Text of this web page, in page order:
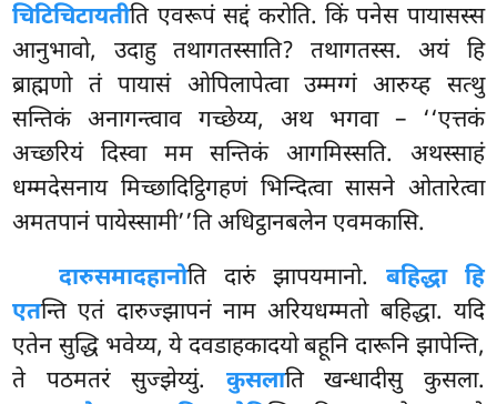
चिटिचिटायतीति एवरूपं सद्दं करोति. किं पनेस पायासस्स
आनुभावो, उदाहु तथागतस्साति? तथागतस्स. अयं हि
ब्राह्मणो तं पायासं ओपिलापेत्वा उम्मग्गं आरुय्ह सत्थु
सन्तिकं अनागन्त्वाव गच्छेय्य, अथ भगवा – ‘‘एत्तकं
अच्छरियं दिस्वा मम सन्तिकं आगमिस्सति. अथस्साहं
धम्मदेसनाय मिच्छादिट्ठिगहणं भिन्दित्वा सासने ओतारेत्वा
अमतपानं पायेस्सामी’’ति अधिट्ठानबलेन एवमकासि.
दारुसमादहानोति दारुं झापयमानो.बहिद्धा हि
एतन्ति एतं दारुज्झापनं नाम अरियधम्मतो बहिद्धा. यदि
एतेन सुद्धि भवेय्य, ये दवडाहकादयो बहूनि दारूनि झापेन्ति,
ते पठमतरं सुज्झेय्युं. कुसलाति खन्धादीसु कुसला.